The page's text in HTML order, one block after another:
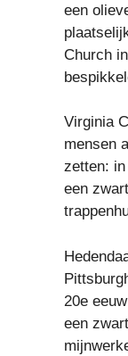
een
Church
Virginia
mensen
zetten:
een
20e
een